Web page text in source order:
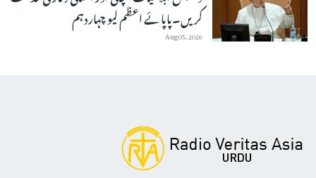
کریں۔پاپائے اعظم لیو چہاردہم
Aug 05, 2026